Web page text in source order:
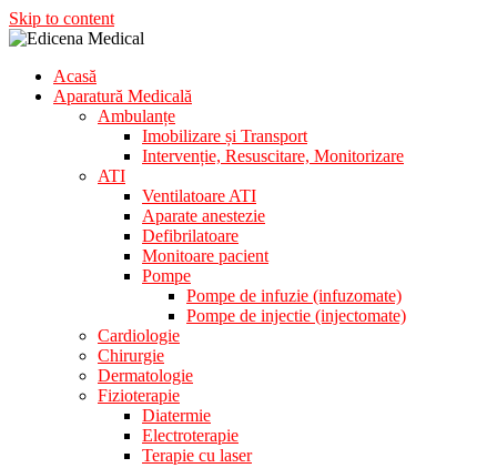
Skip to content
Edicena Medical
Aparatura Medicala
Acasă
Aparatură Medicală
Ambulanțe
Imobilizare și Transport
Intervenție, Resuscitare, Monitorizare
ATI
Ventilatoare ATI
Aparate anestezie
Defibrilatoare
Monitoare pacient
Pompe
Pompe de infuzie (infuzomate)
Pompe de injectie (injectomate)
Cardiologie
Chirurgie
Dermatologie
Fizioterapie
Diatermie
Electroterapie
Terapie cu laser